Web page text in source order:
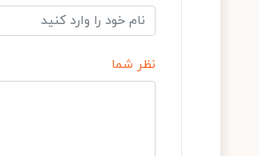
نظر شما